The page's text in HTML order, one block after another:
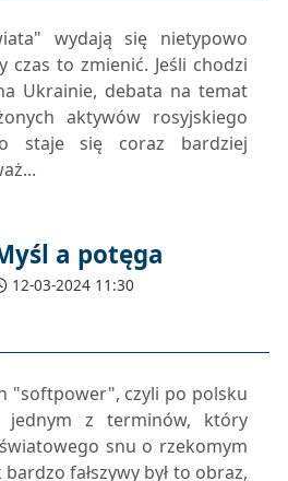
wydają się nietypowo
czas to zmienić. Jeśli chodzi
Ukrainie, debata na temat
aktywów rosyjskiego
staje się coraz bardziej
a potęga
12-03-2024 11:30
"softpower", czyli po polsku
jednym z terminów, który
snu o rzekomym
fałszywy był to obraz,